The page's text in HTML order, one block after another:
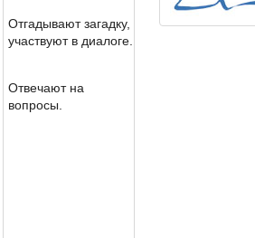
Отгадывают загадку,
участвуют в диалоге.
Отвечают на
вопросы.